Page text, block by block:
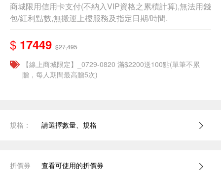
商城限用信用卡支付(不納入VIP資格之累積計算),無法用錢
包/紅利點數,無搬運上樓服務及指定日期/時間.
$ 17449 $27,495
【線上商城限定】_0729-0820 滿$2200送100點(單筆不累
贈，每人期間最高贈5次)
規格： 請選擇數量、規格
折價券 查看可使用的折價券